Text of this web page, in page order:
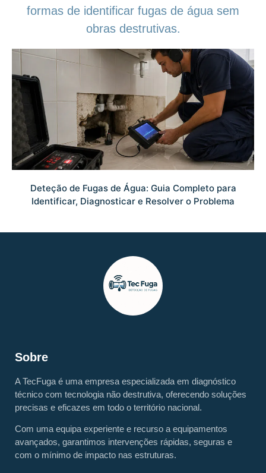
formas de identificar fugas de água sem
obras destrutivas.
Deteção de Fugas de Água: Guia Completo para
Identificar, Diagnosticar e Resolver o Problema
Sobre
A TecFuga é uma empresa especializada em diagnóstico
técnico com tecnologia não destrutiva, oferecendo soluções
precisas e eficazes em todo o território nacional.
Com uma equipa experiente e recurso a equipamentos
avançados, garantimos intervenções rápidas, seguras e
com o mínimo de impacto nas estruturas.